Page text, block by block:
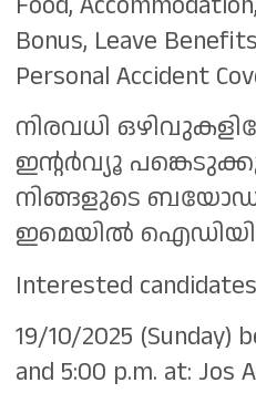
Bonus, Leave
Personal Accident
നിരവധി
ഇന്റർവ്യൂ
നിങ്ങളുടെ
ഇമെയിൽ
Interested
19/10/2025 (Sunday)
and 5:00 p.m. at: Jos